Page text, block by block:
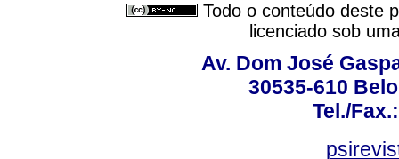
Todo o conteúdo deste
licenciado sob
Av. Dom José
30535-610
Tel./